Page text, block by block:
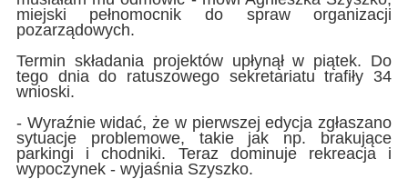
miejski pełnomocnik do spraw organizacji
pozarządowych.
Termin składania projektów upłynął w piątek. Do
tego dnia do ratuszowego sekretariatu trafiły 34
wnioski.
- Wyraźnie widać, że w pierwszej edycja zgłaszano
sytuacje problemowe, takie jak np. brakujące
parkingi i chodniki. Teraz dominuje rekreacja i
wypoczynek - wyjaśnia Szyszko.